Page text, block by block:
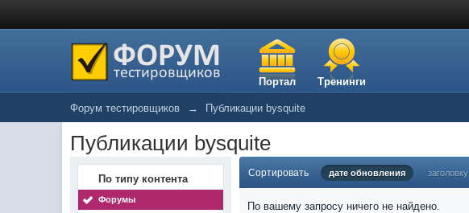
Портал Тренинги
Форум тестировщиков → Публикации bysquite
Публикации bysquite
По типу контента
Форумы
Сортировать дате обновления заголовку
По вашему запросу ничего не найдено.